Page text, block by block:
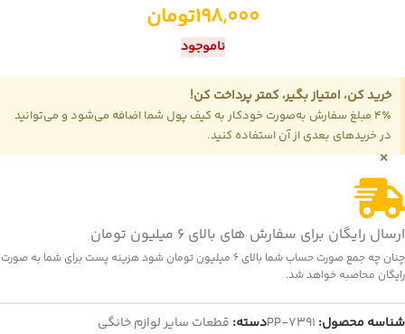
198,000تومان
ناموجود
خرید کن، امتیاز بگیر، کمتر پرداخت کن!
4٪ مبلغ سفارش به‌صورت خودکار به کیف پول شما اضافه می‌شود و می‌توانید
در خریدهای بعدی از آن استفاده کنید.
×
ارسال رایگان برای سفارش های بالای 6 میلیون تومان
چنان چه جمع صورت حساب شما بالای 6 میلیون تومان شود هزینه پست برای شما به صورت
رایگان محاصبه خواهد شد.
شناسه محصول: PP-7391دسته: قطعات سایر لوازم خانگی